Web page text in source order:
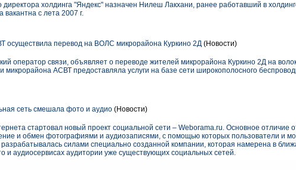
директора холдинга "Яндекс" назначен Нилеш Лакхани, ранее работавший в
с лета 2007 г.
осуществила перевод на ВОЛС микрорайона Куркино 2Д (Новости)
оператор связи, объявляет о переводе жителей микрорайона Куркино 2Д на
микрорайона АСВТ предоставляла услуги на базе сети широкополосного
сеть смешала фото и аудио (Новости)
стартовал новый проект социальной сети – Weborama.ru. Основное отличие
и обмен фотографиями и аудиозаписями, с помощью которых пользователи и
силами специально созданной компании, которая намерена в
и аудиосервисах аудитории уже существующих социальных сетей.